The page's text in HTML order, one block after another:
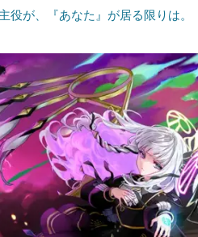
が、『あなた』が居る限りは。